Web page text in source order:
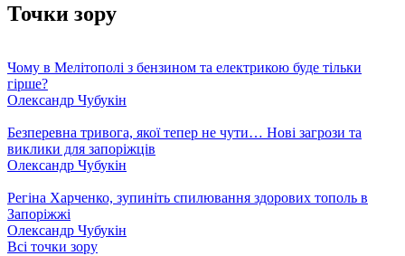
Точки зору
Чому в Мелітополі з бензином та електрикою буде тільки
гірше?
Олександр Чубукін
Безперевна тривога, якої тепер не чути… Нові загрози та
виклики для запоріжців
Олександр Чубукін
Регіна Харченко, зупиніть спилювання здорових тополь в
Запоріжжі
Олександр Чубукін
Всі точки зору